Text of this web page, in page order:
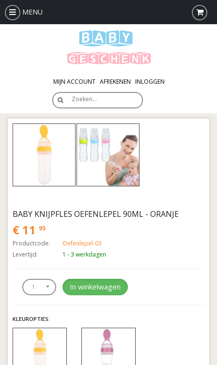
MENU
MIJN ACCOUNT AFREKENEN INLOGGEN
Zoeken…
BABY KNIJPFLES OEFENLEPEL 90ML - ORANJE
€ 11
95
Productcode:
Oefenlepel-03
Levertijd:
1 - 3 werkdagen
In winkelwagen
KLEUROPTIES: